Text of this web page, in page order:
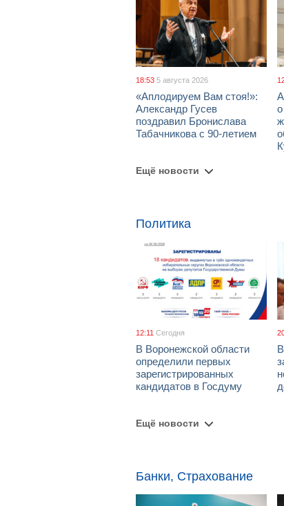
18:53 5 августа 2026
«Аплодируем Вам стоя!»:
Александр Гусев
поздравил Бронислава
Табачникова с 90-летием
Ещё новости
Политика
12:11 Сегодня
В Воронежской области
определили первых
зарегистрированных
кандидатов в Госдуму
Ещё новости
Банки, Страхование